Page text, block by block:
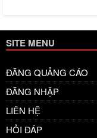
SITE MENU
ĐĂNG QUẢNG CÁO
ĐĂNG NHẬP
LIÊN HỆ
HỎI ĐÁP